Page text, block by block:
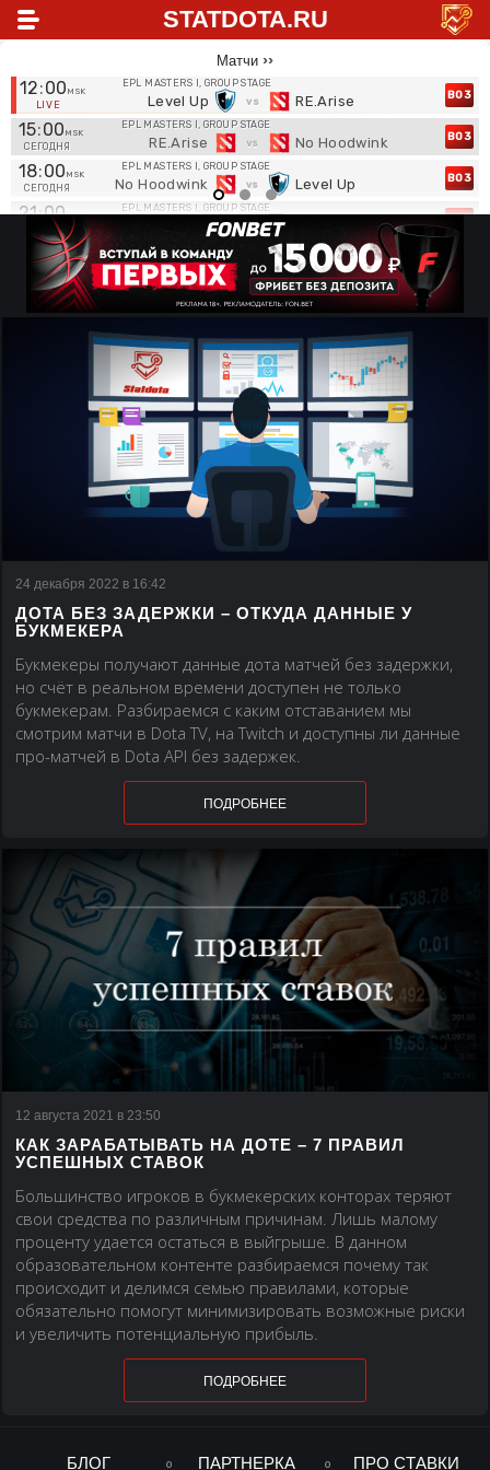
STATDOTA.RU
Матчи
12:00
LIVE
EPL MASTERS I, GROUP STAGE
Level Up RE.Arise BO3
15:00
СЕГОДНЯ
EPL MASTERS I, GROUP STAGE
RE.Arise No Hoodwink BO3
18:00
СЕГОДНЯ
EPL MASTERS I, GROUP STAGE
No Hoodwink Level Up BO3
21:00
СЕГОДНЯ
EPL MASTERS I, GROUP STAGE
Ilbirs eSports Poor Rangers
12:00
ЗАВТРА
EPL MASTERS I, GROUP STAGE
Zero.T No Hoodwink BO3
15:00
ЗАВТРА
EPL MASTERS I, GROUP STAGE
Ilbirs eSports Syntax
EPL MASTERS I, GROUP STAGE
Poor Rangers Team Jenz
24 декабря 2022 в 16:42
ДОТА БЕЗ ЗАДЕРЖКИ – ОТКУДА ДАННЫЕ У
БУКМЕКЕРА
Букмекеры получают данные дота матчей без задержки,
но счёт в реальном времени доступен не только
букмекерам. Разбираемся с каким отставанием мы
смотрим матчи в Dota TV, на Twitch и доступны ли данные
про-матчей в Dota API без задержек.
ПОДРОБНЕЕ
12 августа 2021 в 23:50
КАК ЗАРАБАТЫВАТЬ НА ДОТЕ – 7 ПРАВИЛ
УСПЕШНЫХ СТАВОК
Большинство игроков в букмекерских конторах теряют
свои средства по различным причинам. Лишь малому
проценту удается остаться в выйгрыше. В данном
образовательном контенте разбираемся почему так
происходит и делимся семью правилами, которые
обязательно помогут минимизировать возможные риски
и увеличить потенциальную прибыль.
ПОДРОБНЕЕ
БЛОГ ПАРТНЕРКА ПРО СТАВКИ